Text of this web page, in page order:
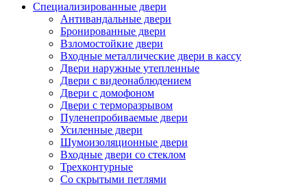
Специализированные двери
Антивандальные двери
Бронированные двери
Взломостойкие двери
Входные металлические двери в кассу
Двери наружные утепленные
Двери с видеонаблюдением
Двери с домофоном
Двери с терморазрывом
Пуленепробиваемые двери
Усиленные двери
Шумоизоляционные двери
Входные двери со стеклом
Трехконтурные
Со скрытыми петлями